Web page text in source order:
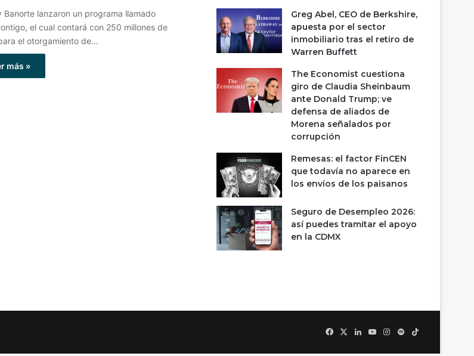
Banorte lanzaron un programa llamado
el cual contará con 250 millones de
el otorgamiento de…
más »
Greg Abel, CEO de Berkshire,
apuesta por el sector
inmobiliario tras el retiro de
Warren Buffett
The Economist cuestiona
giro de Claudia Sheinbaum
ante Donald Trump; ve
defensa de aliados de
Morena señalados por
corrupción
Remesas: el factor FinCEN
que todavía no aparece en
los envíos de los paisanos
Seguro de Desempleo 2026:
así puedes tramitar el apoyo
en la CDMX
FacebookLinkedInYouTubeInstagram
SpotifyTikTok